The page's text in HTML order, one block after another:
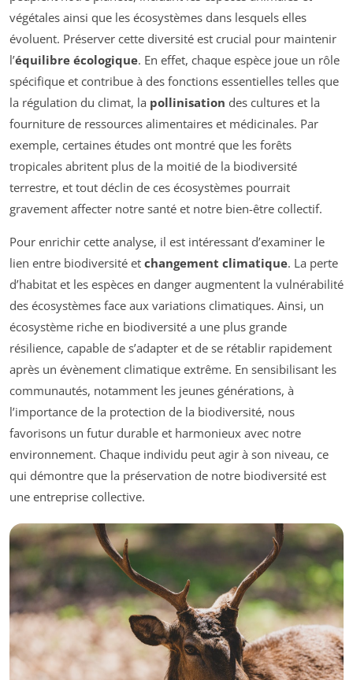
végétales ainsi que les écosystèmes dans lesquels elles
évoluent. Préserver cette diversité est crucial pour maintenir
l’équilibre écologique. En effet, chaque espèce joue un rôle
spécifique et contribue à des fonctions essentielles telles que
la régulation du climat, la pollinisation des cultures et la
fourniture de ressources alimentaires et médicinales. Par
exemple, certaines études ont montré que les forêts
tropicales abritent plus de la moitié de la biodiversité
terrestre, et tout déclin de ces écosystèmes pourrait
gravement affecter notre santé et notre bien-être collectif.
Pour enrichir cette analyse, il est intéressant d’examiner le
lien entre biodiversité et changement climatique. La perte
d’habitat et les espèces en danger augmentent la vulnérabilité
des écosystèmes face aux variations climatiques. Ainsi, un
écosystème riche en biodiversité a une plus grande
résilience, capable de s’adapter et de se rétablir rapidement
après un évènement climatique extrême. En sensibilisant les
communautés, notamment les jeunes générations, à
l’importance de la protection de la biodiversité, nous
favorisons un futur durable et harmonieux avec notre
environnement. Chaque individu peut agir à son niveau, ce
qui démontre que la préservation de notre biodiversité est
une entreprise collective.